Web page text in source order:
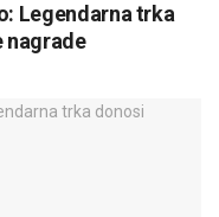
Legendarna trka
nagrade